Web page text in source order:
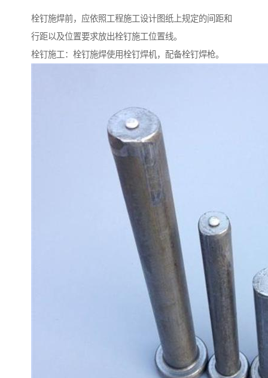
栓钉施焊前，应依照工程施工设计图纸上规定的间距和
行距以及位置要求放出栓钉施工位置线。
栓钉施工：栓钉施焊使用栓钉焊机，配备栓钉焊枪。